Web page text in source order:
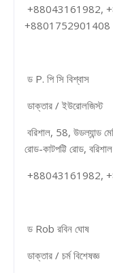
+88043161982,
+8801752901408
ড P. পি সি বিশ্বাস
ডাক্তার / ইউরোলজিস্ট
বরিশাল, 58, উডল্যান্ড
রোড-কাটপট্টি রোড,
+88043161982,
ড Rob রবিন ঘোষ
ডাক্তার / চর্ম বিশেষজ্ঞ